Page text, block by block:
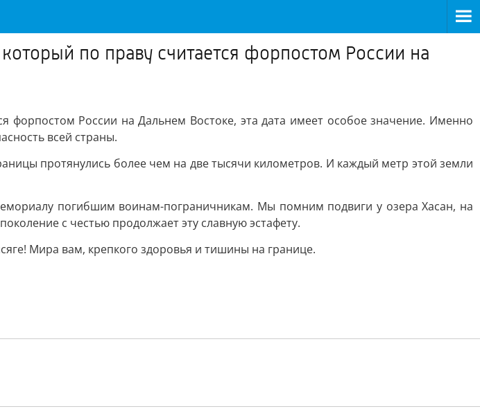
по праву считается форпостом России на
России на Дальнем Востоке, эта дата имеет особое значение. Именно
всей страны.
протянулись более чем на две тысячи километров. И каждый метр этой земли
погибшим воинам-пограничникам. Мы помним подвиги у озера Хасан, на
с честью продолжает эту славную эстафету.
Мира вам, крепкого здоровья и тишины на границе.